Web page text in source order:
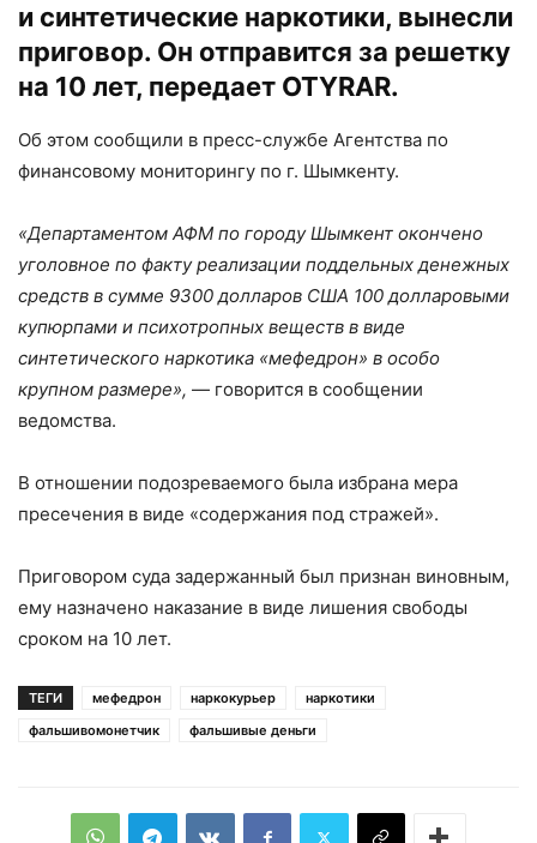
и синтетические наркотики, вынесли
приговор. Он отправится за решетку
на 10 лет, передает OTYRAR.
Об этом сообщили в пресс-службе Агентства по
финансовому мониторингу по г. Шымкенту.
«Департаментом АФМ по городу Шымкент окончено
уголовное по факту реализации поддельных денежных
средств в сумме 9300 долларов США 100 долларовыми
купюрпами и психотропных веществ в виде
синтетического наркотика «мефедрон» в особо
крупном размере», — говорится в сообщении
ведомства.
В отношении подозреваемого была избрана мера
пресечения в виде «содержания под стражей».
Приговором суда задержанный был признан виновным,
ему назначено наказание в виде лишения свободы
сроком на 10 лет.
ТЕГИ мефедрон наркокурьер
наркотики
фальшивомонетчик
фальшивые деньги